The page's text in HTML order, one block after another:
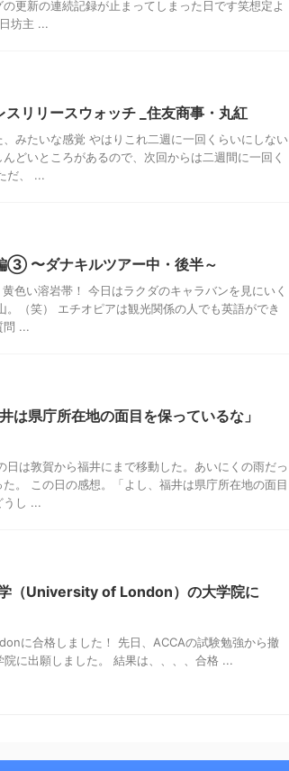
更新の連続記録が止まってしまった日です笑想定よ
坊主 ...
スリリースウォッチ _住友商事・丸紅
みたいな感覚 やはりこれ二週に一回くらいにしない
どいところがあるので、次回からは二週間に一回く
だ、 ...
③ 〜ダナキルツアー中・後半～
色い溶岩帯！ 今日はラクダのキャラバンを見にいく
（笑） エチオピアは観光関係の人でも英語ができ
問 ...
県庁所在地の面目を保っているな」
は敦賀から福井にまで移動した。あいにくの雨だっ
。 この日の感想。「よし、福井は県庁所在地の面目
うし ...
（University of London）の大学院に
に合格しました！ 先日、ACCAの試験勉強から撤
に出願しました。 結果は、、、、合格 ...